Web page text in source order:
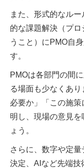
また、形式的なル
的な課題解決（プロ
うこと）にPMO自
す。
PMOは各部門の間
る場面も少なくあ
必要か」「この施
明し、現場の意見
ょう。
さらに、数字や定
決定、AIなど先端技